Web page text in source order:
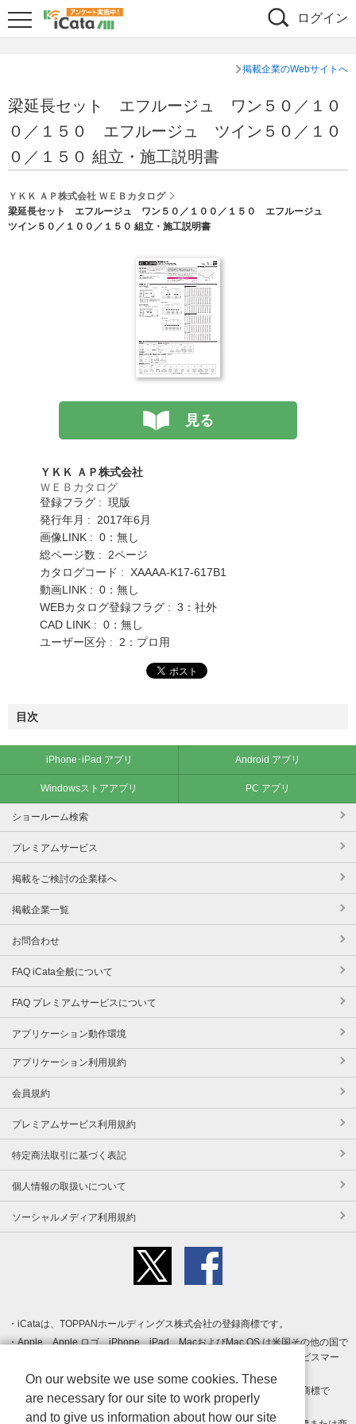
ログイン
掲載企業のWebサイトへ
梁延長セット エフルージュ ワン５０／１０
０／１５０ エフルージュ ツイン５０／１０
０／１５０ 組立・施工説明書
ＹＫＫ ＡＰ株式会社 ＷＥＢカタログ
梁延長セット エフルージュ ワン５０／１００／１５０ エフルージュ
ツイン５０／１００／１５０ 組立・施工説明書
見る
ＹＫＫ ＡＰ株式会社
ＷＥＢカタログ
登録フラグ : 現版
発行年月 : 2017年6月
画像LINK : 0：無し
総ページ数 : 2ページ
カタログコード : XAAAA-K17-617B1
動画LINK : 0：無し
WEBカタログ登録フラグ : 3：社外
CAD LINK : 0：無し
ユーザー区分 : 2：プロ用
目次
iPhone･iPad アプリ Android アプリ
Windowsストアアプリ PC アプリ
ショールーム検索
プレミアムサービス
掲載をご検討の企業様へ
掲載企業一覧
お問合わせ
FAQ iCata全般について
FAQ プレミアムサービスについて
アプリケーション動作環境
アプリケーション利用規約
会員規約
プレミアムサービス利用規約
特定商法取引に基づく表記
個人情報の取扱いについて
ソーシャルメディア利用規約
iCataは、TOPPANホールディングス株式会社の登録商標です。
Apple、Apple ロゴ、iPhone、iPad、MacおよびMac OS は米国その他の国で
登録された Apple Inc. の商標です。App Store は Apple Inc. のサービスマー
クです。
Android、Google Play および Google Play ロゴ は Google LLC の商標で
す。
On our website we use some cookies. These
are necessary for our site to work properly
and to give us information about how our site